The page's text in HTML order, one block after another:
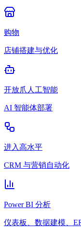
购物
店铺搭建与优化
开放爪人工智能
AI 智能体部署
进入高水平
CRM 与营销自动化
Power BI 分析
仪表板、数据建模、